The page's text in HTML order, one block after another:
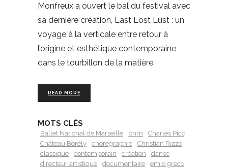
Monfreux a ouvert le bal du festival avec
sa dernière création, Last Lost Lust : un
voyage à la verticale entre retour à
l’origine et esthétique contemporaine
dans le tourbillon de la matière.
READ MORE
MOTS CLÉS
Ballet National de Marseille bnm
Charles Picq
Château Borély
chorégraphie
Christian Rizzo
classique
contemporain création
danse
directeur artistique
documentaire
emio greco